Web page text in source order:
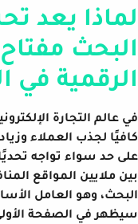
لماذا يعد
البحث
الرقمية في
في عالم التجارة
كافيًا لجذب العملاء
على حد سواء تواجه
بين ملايين المواقع
البحث، وهو العامل
سيظهر في الصفحة